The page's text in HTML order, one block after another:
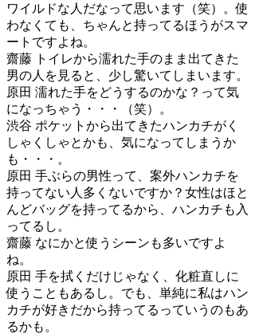
ワイルドな人だなって思います（笑）。使
わなくても、ちゃんと持ってるほうがスマ
ートですよね。
齋藤 トイレから濡れた手のまま出てきた
男の人を見ると、少し驚いてしまいます。
原田 濡れた手をどうするのかな？って気
になっちゃう・・・（笑）。
渋谷 ポケットから出てきたハンカチがく
しゃくしゃとかも、気になってしまうか
も・・・。
原田 手ぶらの男性って、案外ハンカチを
持ってない人多くないですか？女性はほと
んどバッグを持ってるから、ハンカチも入
ってるし。
齋藤 なにかと使うシーンも多いですよ
ね。
原田 手を拭くだけじゃなく、化粧直しに
使うこともあるし。でも、単純に私はハン
カチが好きだから持ってるっていうのもあ
るかも。